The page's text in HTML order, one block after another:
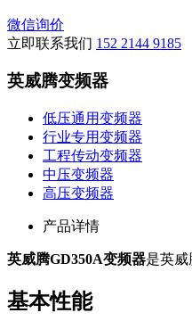
微信询价
立即联系我们 152 2144 9185
英威腾变频器
低压通用变频器
行业专用变频器
工程传动变频器
中压变频器
高压变频器
产品详情
英威腾GD350A变频器是英威
基本性能